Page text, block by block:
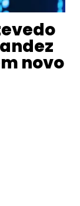
novo